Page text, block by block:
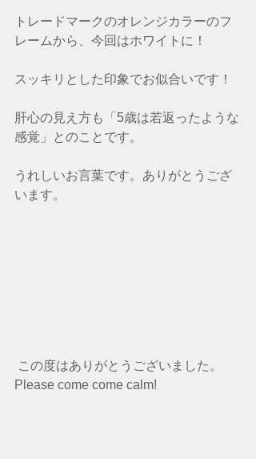
トレードマークのオレンジカラーのフ
レームから、今回はホワイトに！
スッキリとした印象でお似合いです！
肝心の見え方も「5歳は若返ったような
感覚」とのことです。
うれしいお言葉です。ありがとうござ
います。
Please come come calm!